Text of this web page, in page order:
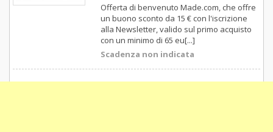
Offerta di benvenuto Made.com, che offre
un buono sconto da 15 € con l'iscrizione
alla Newsletter, valido sul primo acquisto
con un minimo di 65 eu[...]
Scadenza non indicata